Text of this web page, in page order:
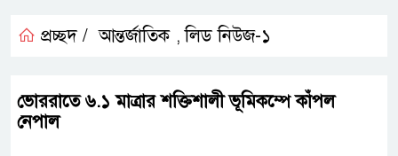
প্রচ্ছদ / আন্তর্জাতিক ,লিড নিউজ-১
ভোররাতে ৬.১ মাত্রার শক্তিশালী ভূমিকম্পে কাঁপল
নেপাল